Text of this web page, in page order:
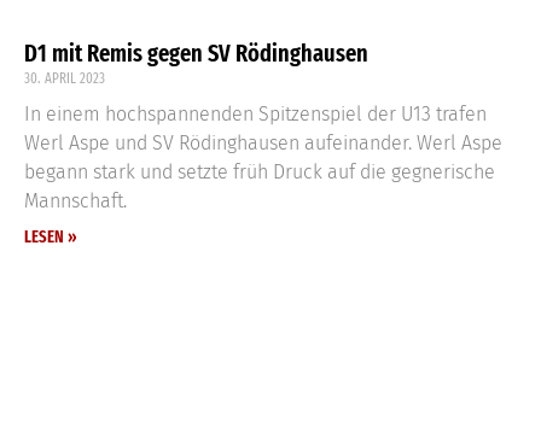
D1 mit Remis gegen SV Rödinghausen
30. APRIL 2023
In einem hochspannenden Spitzenspiel der U13 trafen
Werl Aspe und SV Rödinghausen aufeinander. Werl Aspe
begann stark und setzte früh Druck auf die gegnerische
Mannschaft.
LESEN »